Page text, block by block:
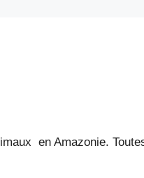
en Amazonie.